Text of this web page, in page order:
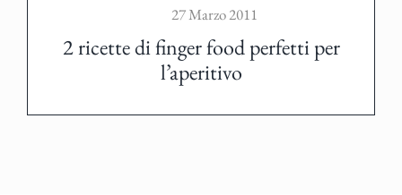
27 Marzo 2011
2 ricette di finger food perfetti per
l’aperitivo